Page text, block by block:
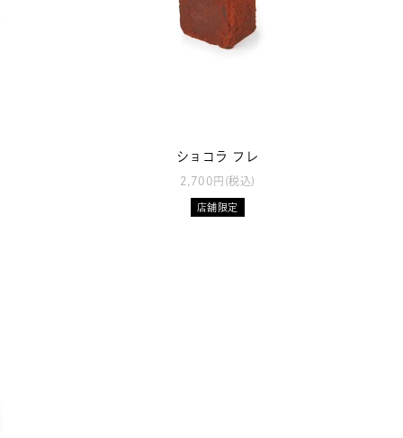
ショコラ フレ
2,700円(税込)
店舗限定